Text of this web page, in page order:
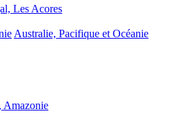
Les Acores
Australie, Pacifique et Océanie
Amazonie